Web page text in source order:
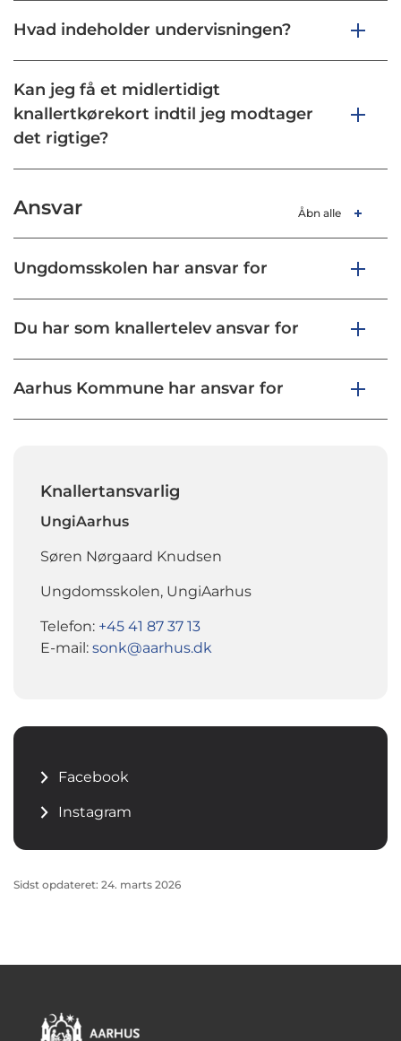
Hvad indeholder undervisningen?
Kan jeg få et midlertidigt
knallertkørekort indtil jeg modtager
det rigtige?
Ansvar Åbn alle
Ungdomsskolen har ansvar for
Du har som knallertelev ansvar for
Aarhus Kommune har ansvar for
Knallertansvarlig
UngiAarhus
Søren Nørgaard Knudsen
Ungdomsskolen, UngiAarhus
Telefon: +45 41 87 37 13
E-mail: sonk@aarhus.dk
Facebook
Instagram
Sidst opdateret: 24. marts 2026